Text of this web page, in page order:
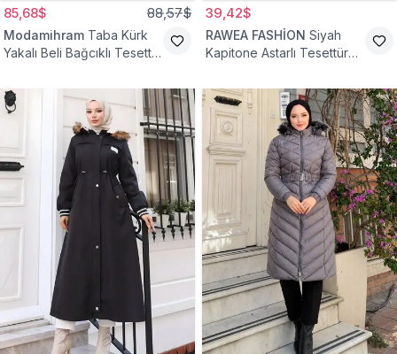
85,68$ 88,57$
Modamihram Taba Kürk
Yakalı Beli Bağcıklı Tesettür
39,42$
RAWEA FASHİON Siyah
Kapitone Astarlı Tesettür